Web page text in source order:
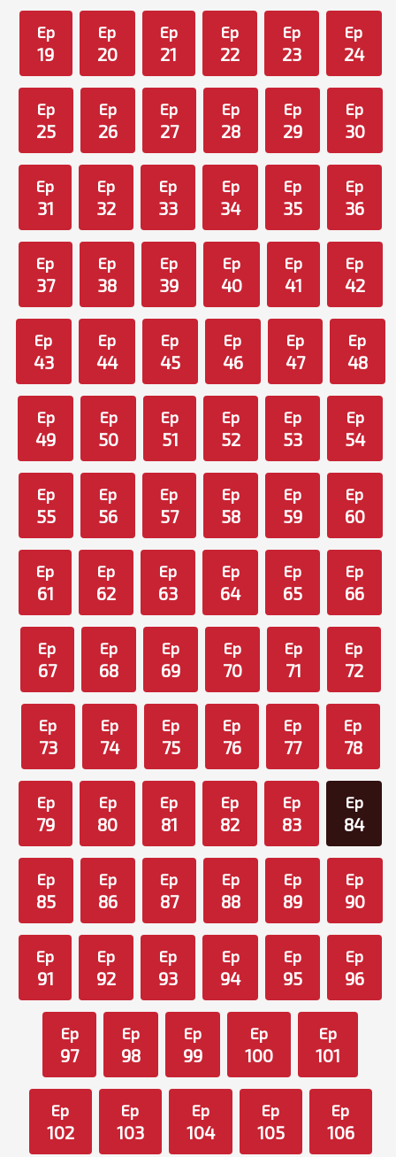
Ep
19
Ep
20
Ep
21
Ep
22
Ep
23
Ep
24
Ep
25
Ep
26
Ep
27
Ep
28
Ep
29
Ep
30
Ep
31
Ep
32
Ep
33
Ep
34
Ep
35
Ep
36
Ep
37
Ep
38
Ep
39
Ep
40
Ep
41
Ep
42
Ep
43
Ep
44
Ep
45
Ep
46
Ep
47
Ep
48
Ep
49
Ep
50
Ep
51
Ep
52
Ep
53
Ep
54
Ep
55
Ep
56
Ep
57
Ep
58
Ep
59
Ep
60
Ep
61
Ep
62
Ep
63
Ep
64
Ep
65
Ep
66
Ep
67
Ep
68
Ep
69
Ep
70
Ep
71
Ep
72
Ep
73
Ep
74
Ep
75
Ep
76
Ep
77
Ep
78
Ep
79
Ep
80
Ep
81
Ep
82
Ep
83
Ep
84
Ep
85
Ep
86
Ep
87
Ep
88
Ep
89
Ep
90
Ep
91
Ep
92
Ep
93
Ep
94
Ep
95
Ep
96
Ep
97
Ep
98
Ep
99
Ep
100
Ep
101
Ep
102
Ep
103
Ep
104
Ep
105
Ep
106